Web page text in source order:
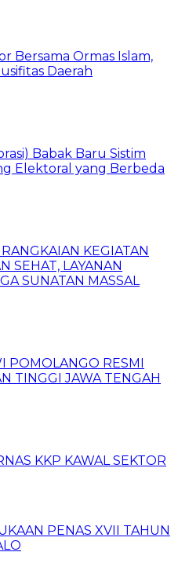
Bersama Ormas Islam,
Daerah
Babak Baru Sistim
Elektoral yang Berbeda
KEGIATAN
SEHAT, LAYANAN
SUNATAN MASSAL
POMOLANGO RESMI
TINGGI JAWA TENGAH
KKP KAWAL SEKTOR
PENAS XVII TAHUN